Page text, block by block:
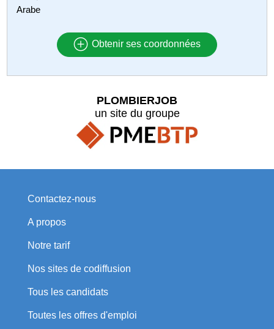
Arabe
Obtenir ses coordonnées
PLOMBIERJOB
un site du groupe
Contactez-nous
A propos
Notre tarif
Nos sites de codiffusion
Tous les candidats
Toutes les offres d'emploi